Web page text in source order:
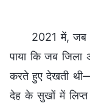
2021 में,
पाया कि जब
करते हुए देखती
देह के सुखों में लिप्त